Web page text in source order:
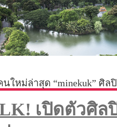
ใหม่ล่าสุด “minekuk” ศิล
เปิดตัวศิล